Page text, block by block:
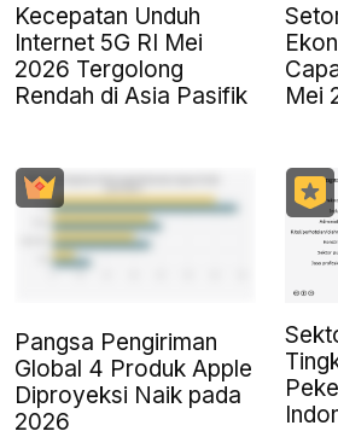
Kecepatan Unduh
Internet 5G RI Mei
2026 Tergolong
Rendah di Asia Pasifik
Mei
Pangsa Pengiriman
Global 4 Produk Apple
Diproyeksi Naik pada
2026